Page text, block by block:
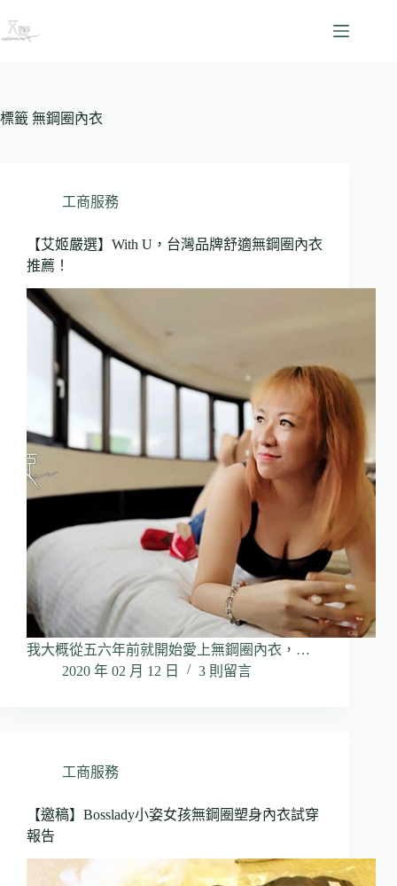
至
容
標籤 無鋼圈內衣
工商服務
【艾姬嚴選】With U，台灣品牌舒適無鋼圈內衣
推薦！
我大概從五六年前就開始愛上無鋼圈內衣，…
2020 年 02 月 12 日
3 則留言
工商服務
【邀稿】Bosslady小姿女孩無鋼圈塑身內衣試穿
報告